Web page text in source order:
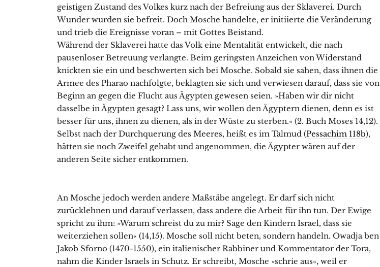
geistigen Zustand des Volkes kurz nach der Befreiung aus der Sklaverei. Durch
Wunder wurden sie befreit. Doch Mosche handelte, er initiierte die Veränderung
und trieb die Ereignisse voran – mit Gottes Beistand.
Während der Sklaverei hatte das Volk eine Mentalität entwickelt, die nach
pausenloser Betreuung verlangte. Beim geringsten Anzeichen von Widerstand
knickten sie ein und beschwerten sich bei Mosche. Sobald sie sahen, dass ihnen die
Armee des Pharao nachfolgte, beklagten sie sich und verwiesen darauf, dass sie von
Beginn an gegen die Flucht aus Ägypten gewesen seien. »Haben wir dir nicht
dasselbe in Ägypten gesagt? Lass uns, wir wollen den Ägyptern dienen, denn es ist
besser für uns, ihnen zu dienen, als in der Wüste zu sterben.« (2. Buch Moses 14,12).
Selbst nach der Durchquerung des Meeres, heißt es im Talmud (Pessachim 118b),
hätten sie noch Zweifel gehabt und angenommen, die Ägypter wären auf der
anderen Seite sicher entkommen.
An Mosche jedoch werden andere Maßstäbe angelegt. Er darf sich nicht
zurücklehnen und darauf verlassen, dass andere die Arbeit für ihn tun. Der Ewige
spricht zu ihm: »Warum schreist du zu mir? Sage den Kindern Israel, dass sie
weiterziehen sollen« (14,15). Mosche soll nicht beten, sondern handeln. Owadja ben
Jakob Sforno (1470-1550), ein italienischer Rabbiner und Kommentator der Tora,
nahm die Kinder Israels in Schutz. Er schreibt, Mosche »schrie aus«, weil er